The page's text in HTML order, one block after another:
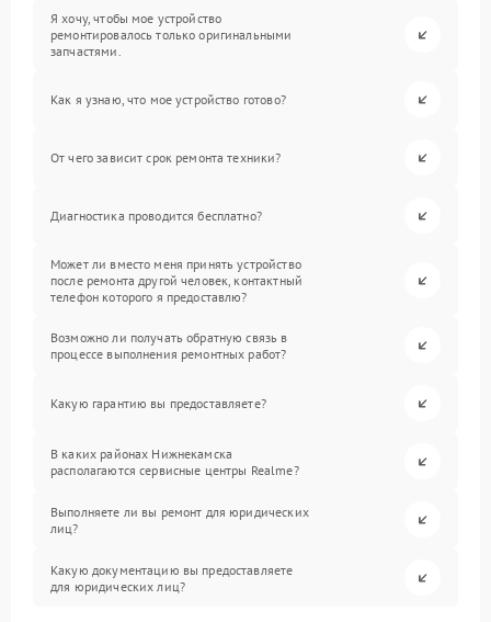
Я хочу, чтобы мое устройство
ремонтировалось только оригинальными
запчастями.
Как я узнаю, что мое устройство готово?
От чего зависит срок ремонта техники?
Диагностика проводится бесплатно?
Может ли вместо меня принять устройство
после ремонта другой человек, контактный
телефон которого я предоставлю?
Возможно ли получать обратную связь в
процессе выполнения ремонтных работ?
Какую гарантию вы предоставляете?
В каких районах Нижнекамска
располагаются сервисные центры Realme?
Выполняете ли вы ремонт для юридических
лиц?
Какую документацию вы предоставляете
для юридических лиц?